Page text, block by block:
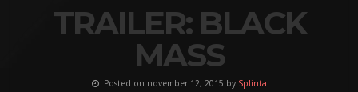
TRAILER: BLACK
MASS
Posted on november 12, 2015 by Splinta